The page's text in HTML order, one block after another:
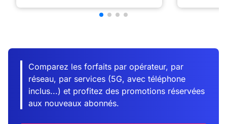
Comparez les forfaits par opérateur, par
réseau, par services (5G, avec téléphone
inclus...) et profitez des promotions réservées
aux nouveaux abonnés.